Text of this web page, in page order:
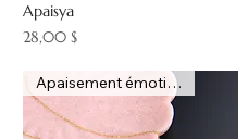
Apaisya
Prix
28,00 $
Apaisement émotionnel